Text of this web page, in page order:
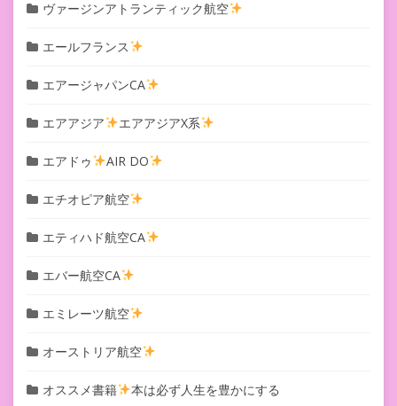
ヴァージンアトランティック航空
エールフランス
エアージャパンCA
エアアジア エアアジアX系
エアドゥ AIR DO
エチオピア航空
エティハド航空CA
エバー航空CA
エミレーツ航空
オーストリア航空
オススメ書籍 本は必ず人生を豊かにする